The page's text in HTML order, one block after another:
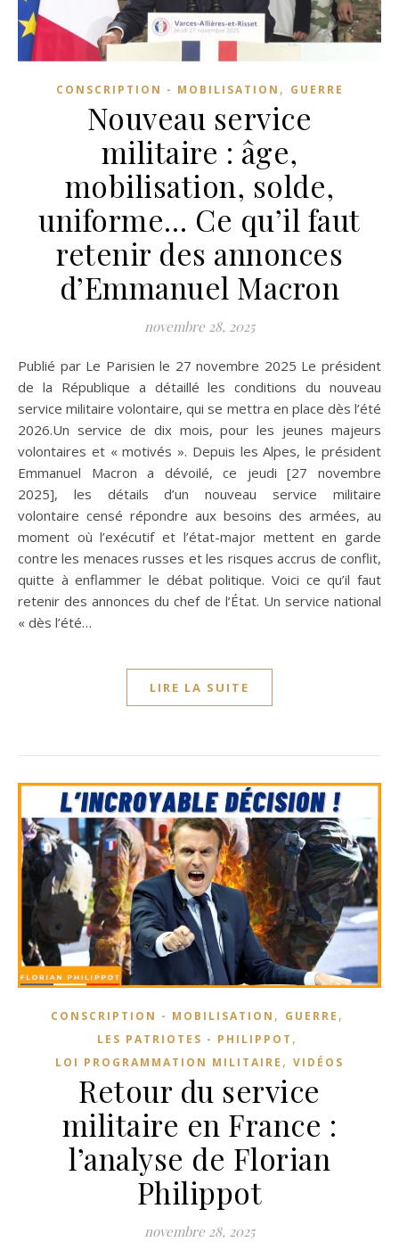
CONSCRIPTION - MOBILISATION , GUERRE
Nouveau service
militaire : âge,
mobilisation, solde,
uniforme… Ce qu’il faut
retenir des annonces
d’Emmanuel Macron
novembre 28, 2025
Publié par Le Parisien le 27 novembre 2025 Le président
de la République a détaillé les conditions du nouveau
service militaire volontaire, qui se mettra en place dès l’été
2026.Un service de dix mois, pour les jeunes majeurs
volontaires et « motivés ». Depuis les Alpes, le président
Emmanuel Macron a dévoilé, ce jeudi [27 novembre
2025], les détails d’un nouveau service militaire
volontaire censé répondre aux besoins des armées, au
moment où l’exécutif et l’état-major mettent en garde
contre les menaces russes et les risques accrus de conflit,
quitte à enflammer le débat politique. Voici ce qu’il faut
retenir des annonces du chef de l’État. Un service national
« dès l’été…
LIRE LA SUITE
CONSCRIPTION - MOBILISATION , GUERRE ,
LES PATRIOTES - PHILIPPOT ,
LOI PROGRAMMATION MILITAIRE , VIDÉOS
Retour du service
militaire en France :
l’analyse de Florian
Philippot
novembre 28, 2025